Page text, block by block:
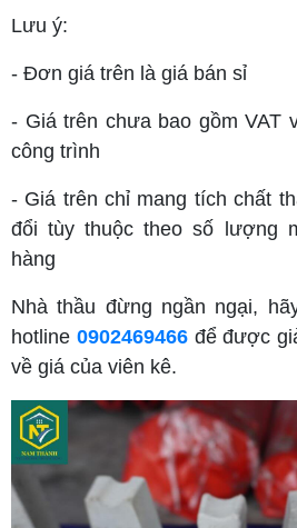
Lưu ý:
- Đơn giá trên là giá bán sỉ
- Giá trên chưa bao gồm VAT
công trình
- Giá trên chỉ mang tích chất
đổi tùy thuộc theo số lượng
hàng
Nhà thầu đừng ngần ngại,
hotline 0902469466để được
về giá của viên kê.